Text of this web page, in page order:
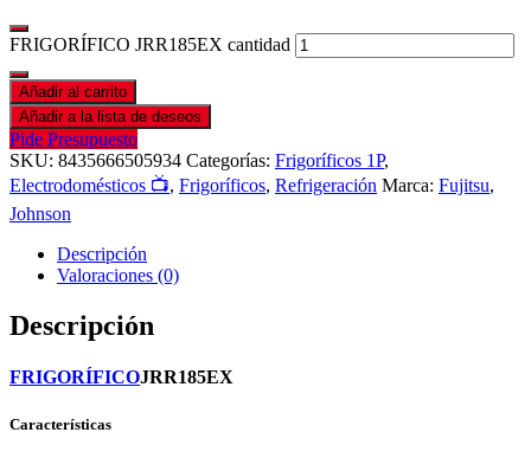
FRIGORÍFICO JRR185EX cantidad
Añadir al carrito
Añadir a la lista de deseos
Pide Presupuesto
SKU: 8435666505934 Categorías: Frigoríficos 1P,
Electrodomésticos 📺, Frigoríficos, Refrigeración Marca: Fujitsu,
Johnson
Descripción
Valoraciones (0)
Descripción
FRIGORÍFICOJRR185EX
Características